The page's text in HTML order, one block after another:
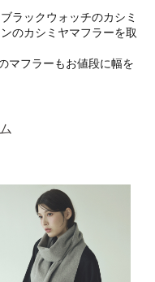
ラックウォッチのカシミ
のカシミヤマフラーを取
マフラーもお値段に幅を